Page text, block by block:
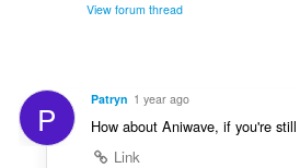
View forum thread
P Patryn 1 year ago
How about Aniwave, if you're
Link